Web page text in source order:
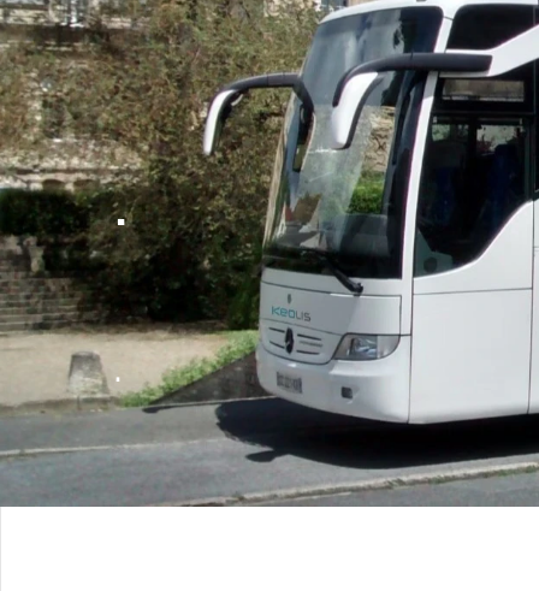
avec une 13e édition sur le
thème “Jeux de fleurs”.
Keolis Westeel, notre
filiale du bassin minier
dans le Pas de Calais,
fête ses 100 ans !
100 ans à sillonner les routes du
Nord , de la France et de toute
l'Europe ...
.
.